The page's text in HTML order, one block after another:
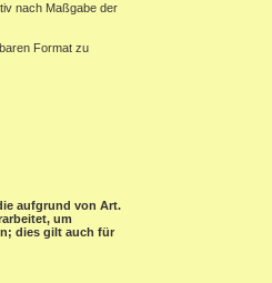
nach Maßgabe der
Format zu
aufgrund von Art.
um
dies gilt auch für